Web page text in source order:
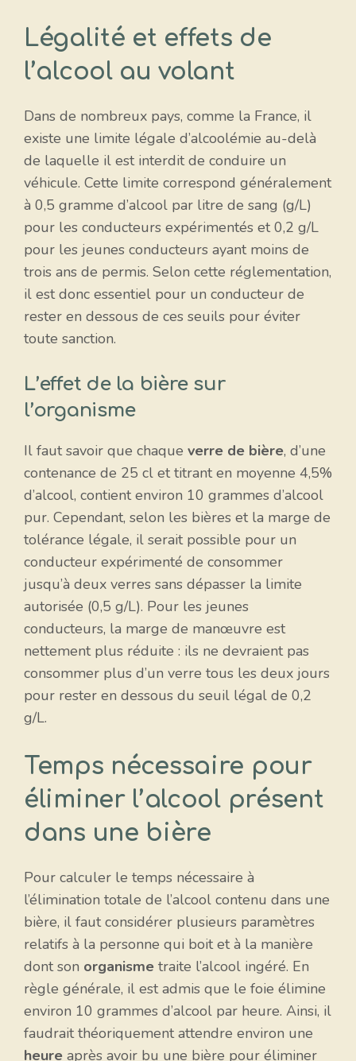
Légalité et effets de
l’alcool au volant
Dans de nombreux pays, comme la France, il
existe une limite légale d’alcoolémie au-delà
de laquelle il est interdit de conduire un
véhicule. Cette limite correspond généralement
à 0,5 gramme d’alcool par litre de sang (g/L)
pour les conducteurs expérimentés et 0,2 g/L
pour les jeunes conducteurs ayant moins de
trois ans de permis. Selon cette réglementation,
il est donc essentiel pour un conducteur de
rester en dessous de ces seuils pour éviter
toute sanction.
L’effet de la bière sur
l’organisme
Il faut savoir que chaque verre de bière, d’une
contenance de 25 cl et titrant en moyenne 4,5%
d’alcool, contient environ 10 grammes d’alcool
pur. Cependant, selon les bières et la marge de
tolérance légale, il serait possible pour un
conducteur expérimenté de consommer
jusqu’à deux verres sans dépasser la limite
autorisée (0,5 g/L). Pour les jeunes
conducteurs, la marge de manœuvre est
nettement plus réduite : ils ne devraient pas
consommer plus d’un verre tous les deux jours
pour rester en dessous du seuil légal de 0,2
g/L.
Temps nécessaire pour
éliminer l’alcool présent
dans une bière
Pour calculer le temps nécessaire à
l’élimination totale de l’alcool contenu dans une
bière, il faut considérer plusieurs paramètres
relatifs à la personne qui boit et à la manière
dont son organisme traite l’alcool ingéré. En
règle générale, il est admis que le foie élimine
environ 10 grammes d’alcool par heure. Ainsi, il
faudrait théoriquement attendre environ une
heure après avoir bu une bière pour éliminer